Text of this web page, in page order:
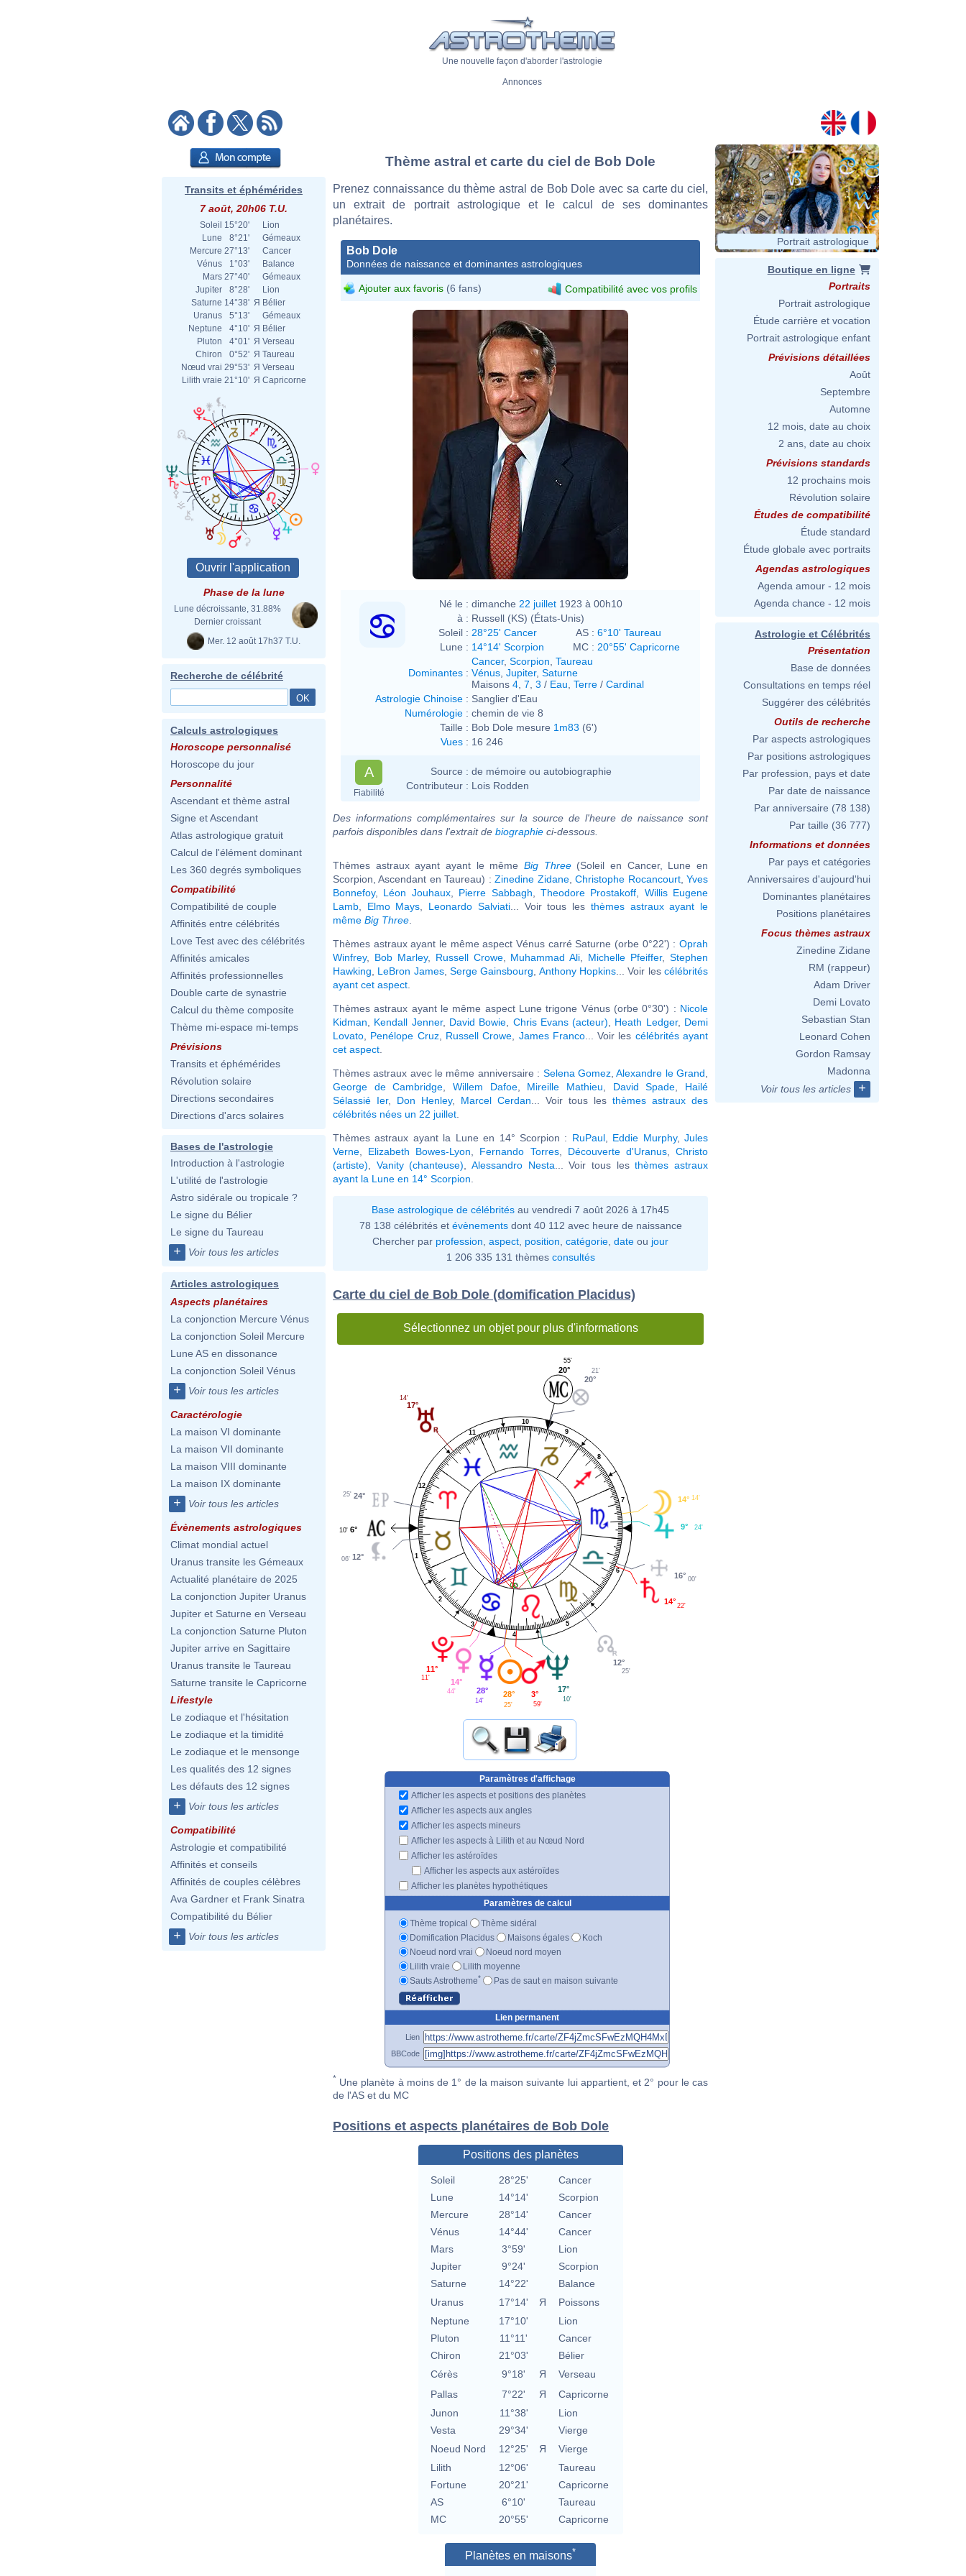
Une nouvelle façon d'aborder l'astrologie
Annonces
Transits et éphémérides
7 août, 20h06 T.U.
Soleil 15°20'
Lion
Lune
8°21'
Gémeaux
Mercure 27°13'
Cancer
Vénus
1°03'
Balance
Mars 27°40'
Gémeaux
Jupiter
8°28'
Lion
Saturne 14°38' Я Bélier
Uranus
5°13'
Gémeaux
Neptune
4°10' Я Bélier
Pluton
4°01' Я Verseau
Chiron
0°52' Я Taureau
Nœud vrai 29°53' Я Verseau
Lilith vraie 21°10' Я Capricorne
Phase de la lune
Lune décroissante, 31.88%
Dernier croissant
Mer. 12 août 17h37 T.U.
Recherche de célébrité
Calculs astrologiques
Horoscope personnalisé
Horoscope du jour
Personnalité
Ascendant et thème astral
Signe et Ascendant
Atlas astrologique gratuit
Calcul de l'élément dominant
Les 360 degrés symboliques
Compatibilité
Compatibilité de couple
Affinités entre célébrités
Love Test avec des célébrités
Affinités amicales
Affinités professionnelles
Double carte de synastrie
Calcul du thème composite
Thème mi-espace mi-temps
Prévisions
Transits et éphémérides
Révolution solaire
Directions secondaires
Directions d'arcs solaires
Bases de l'astrologie
Introduction à l'astrologie
L'utilité de l'astrologie
Astro sidérale ou tropicale ?
Le signe du Bélier
Le signe du Taureau
+ Voir tous les articles
Articles astrologiques
Aspects planétaires
La conjonction Mercure Vénus
La conjonction Soleil Mercure
Lune AS en dissonance
La conjonction Soleil Vénus
+ Voir tous les articles
Caractérologie
La maison VI dominante
La maison VII dominante
La maison VIII dominante
La maison IX dominante
+ Voir tous les articles
Évènements astrologiques
Climat mondial actuel
Uranus transite les Gémeaux
Actualité planétaire de 2025
La conjonction Jupiter Uranus
Jupiter et Saturne en Verseau
La conjonction Saturne Pluton
Jupiter arrive en Sagittaire
Uranus transite le Taureau
Saturne transite le Capricorne
Lifestyle
Le zodiaque et l'hésitation
Le zodiaque et la timidité
Le zodiaque et le mensonge
Les qualités des 12 signes
Les défauts des 12 signes
+ Voir tous les articles
Compatibilité
Astrologie et compatibilité
Affinités et conseils
Affinités de couples célèbres
Ava Gardner et Frank Sinatra
Compatibilité du Bélier
+ Voir tous les articles
Thème astral et carte du ciel de Bob Dole
Prenez connaissance du thème astral de Bob Dole avec sa carte du ciel,
un extrait de portrait astrologique et le calcul de ses dominantes
planétaires.
Bob Dole
Données de naissance et dominantes astrologiques
Ajouter aux favoris (6 fans) Compatibilité avec vos profils
Né le : dimanche 22 juillet 1923 à 00h10
à : Russell (KS) (États-Unis)
Soleil : 28°25' Cancer AS : 6°10' Taureau
Lune : 14°14' Scorpion MC : 20°55' Capricorne
Dominantes :
Cancer, Scorpion Taureau
Vénus Jupiter, Saturne
Maisons 4 7 3 / Eau Terre / Cardinal
Astrologie Chinoise : Sanglier d'Eau
Numérologie : chemin de vie 8
Taille : Bob Dole mesure 1m83 (6')
Vues : 16 246
A
Fiabilité
Source : de mémoire ou autobiographie
Contributeur : Lois Rodden
Des informations complémentaires sur la source de l'heure de naissance sont
parfois disponibles dans l'extrait de biographie ci-dessous.
Thèmes astraux ayant ayant le même Big Three(Soleil en Cancer, Lune en
Scorpion, Ascendant en Taureau) :Zinedine Zidane,Christophe Rocancourt,Yves
Bonnefoy, Léon Jouhaux, Pierre Sabbagh Theodore Prostakoff
Willis Eugene
Lamb
Elmo Mays Leonardo Salviati... Voir tous les thèmes astraux ayant le
même Big Three
Thèmes astraux ayant le même aspect Vénus carré Saturne (orbe 0°22') : Oprah
Winfrey, Bob Marley, Russell Crowe, Muhammad Ali Michelle Pfeiffer,Stephen
Hawking
LeBron James,Serge Gainsbourg Anthony Hopkins ... Voir lescélébrités
ayant cet aspect
Thèmes astraux ayant le même aspect Lune trigone Vénus (orbe 0°30') : Nicole
Kidman
Kendall Jenner, David Bowie Chris Evans (acteur) Heath Ledger, Demi
Lovato
Penélope Cruz, Russell Crowe James Franco... Voir les célébrités ayant
cet aspect
Thèmes astraux avec le même anniversaire : Selena Gomez,Alexandre le Grand
George de Cambridge ,Willem Dafoe, Mireille Mathieu David Spade
Hailé
Sélassié Ier, Don Henley, Marcel Cerdan ... Voir tous les thèmes astraux des
célébrités nées un 22 juillet
Thèmes astraux ayant la Lune en 14° Scorpion : RuPaul, Eddie Murphy,Jules
Verne
Elizabeth Bowes-Lyon Fernando Torres, Découverte d'Uranus,Christo
(artiste)
Vanity (chanteuse) ,Alessandro Nesta ... Voir tous lesthèmes astraux
ayant la Lune en 14° Scorpion
Base astrologique de célébrités au vendredi 7 août 2026 à 17h45
78 138 célébrités et évènementsdont 40 112 avec heure de naissance
Chercher par profession aspect position catégorie date ou jour
1 206 335 131 thèmes consultés
Carte du ciel de Bob Dole (domification Placidus)
Sélectionnez un objet pour plus d'informations
1
2
3
4
5
6
7
8
9
10
11
12
9° 24'
14° 14'
20°
21'
20°
55'
17°
14'
24°
25'
6°
10'
12°
06'
11°
11' 14°
44' 28°
14'
28°
25'
3°
59'
17°
10'
12°
25'
14°
22'
16° 00'
Paramètres d'affichage
Afficher les aspects et positions des planètes
Afficher les aspects aux angles
Afficher les aspects mineurs
Afficher les aspects à Lilith et au Nœud Nord
Afficher les astéroïdes
Afficher les aspects aux astéroïdes
Afficher les planètes hypothétiques
Paramètres de calcul
Thème tropical
Thème sidéral
Domification Placidus
Maisons égales
Koch
Noeud nord vrai
Noeud nord moyen
Lilith vraie
Lilith moyenne
Sauts Astrotheme* Pas de saut en maison suivante
Lien permanent
Lien
BBCode
* Une planète à moins de 1° de la maison suivante lui appartient, et 2° pour le cas
de l'AS et du MC
Positions et aspects planétaires de Bob Dole
Positions des planètes
Soleil 28°25'
Cancer
Lune
14°14'
Scorpion
Mercure
28°14'
Cancer
Vénus
14°44'
Cancer
Mars
3°59'
Lion
Jupiter
9°24'
Scorpion
Saturne
14°22'
Balance
Uranus
17°14' Я
Poissons
Neptune
17°10'
Lion
Pluton
11°11'
Cancer
Chiron
21°03'
Bélier
Cérès
9°18' Я
Verseau
Pallas
7°22' Я
Capricorne
Junon
11°38'
Lion
Vesta
29°34'
Vierge
Noeud Nord
12°25' Я
Vierge
Lilith
12°06'
Taureau
Fortune
20°21'
Capricorne
AS
6°10'
Taureau
MC
20°55' Capricorne
Planètes en maisons*
Portrait astrologique
Boutique en ligne
Portraits
Portrait astrologique
Étude carrière et vocation
Portrait astrologique enfant
Prévisions détaillées
Août
Septembre
Automne
12 mois, date au choix
2 ans, date au choix
Prévisions standards
12 prochains mois
Révolution solaire
Études de compatibilité
Étude standard
Étude globale avec portraits
Agendas astrologiques
Agenda amour - 12 mois
Agenda chance - 12 mois
Astrologie et Célébrités
Présentation
Base de données
Consultations en temps réel
Suggérer des célébrités
Outils de recherche
Par aspects astrologiques
Par positions astrologiques
Par profession, pays et date
Par date de naissance
Par anniversaire (78 138)
Par taille (36 777)
Informations et données
Par pays et catégories
Anniversaires d'aujourd'hui
Dominantes planétaires
Positions planétaires
Focus thèmes astraux
Zinedine Zidane
RM (rappeur)
Adam Driver
Demi Lovato
Sebastian Stan
Leonard Cohen
Gordon Ramsay
Madonna
Voir tous les articles
+